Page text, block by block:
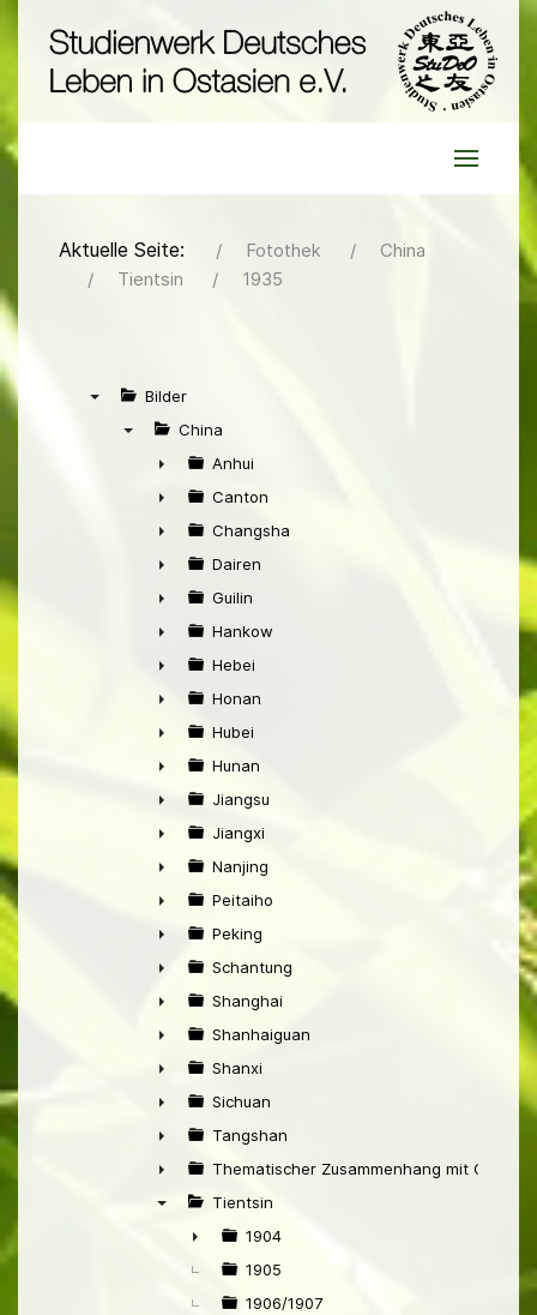
Aktuelle Seite: Fotothek
China
Tientsin
1935
Bilder
China
►
Anhui
►
Canton
►
Changsha
►
Dairen
►
Guilin
►
Hankow
►
Hebei
►
Honan
►
Hubei
►
Hunan
►
Jiangsu
►
Jiangxi
►
Nanjing
►
Peitaiho
►
Peking
►
Schantung
►
Shanghai
►
Shanhaiguan
►
Shanxi
►
Sichuan
►
Tangshan
►
Thematischer Zusammenhang mit China
Tientsin
►
1904
1905
1906/1907